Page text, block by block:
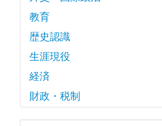
教育
歴史認識
生涯現役
経済
財政・税制